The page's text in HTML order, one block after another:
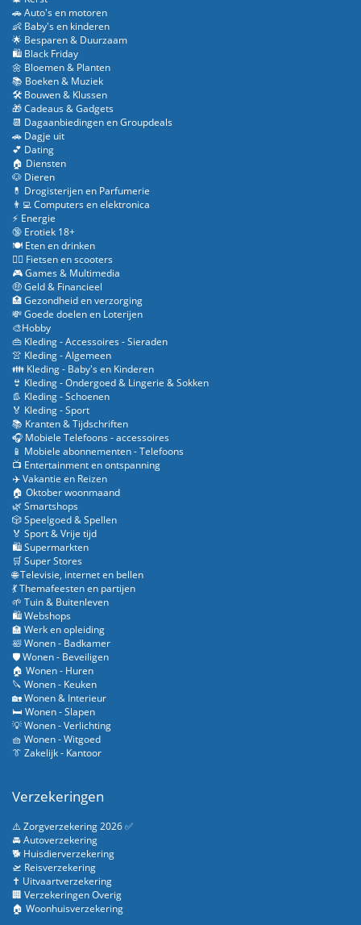
🚗 Auto's en motoren
👶 Baby's en kinderen
🌟 Besparen & Duurzaam
🛍️ Black Friday
🌼 Bloemen & Planten
📚 Boeken & Muziek
🛠️ Bouwen & Klussen
🎁 Cadeaus & Gadgets
📆 Dagaanbiedingen en Groupdeals
🚗 Dagje uit
💕 Dating
🏠 Diensten
🐶 Dieren
💊 Drogisterijen en Parfumerie
👨‍💻 Computers en elektronica
⚡ Energie
🔞 Erotiek 18+
🍽️ Eten en drinken
🚴‍♂️ Fietsen en scooters
🎮 Games & Multimedia
🤑 Geld & Financieel
🏥 Gezondheid en verzorging
💸 Goede doelen en Loterijen
🎨Hobby
👜 Kleding - Accessoires - Sieraden
👚 Kleding - Algemeen
👪 Kleding - Baby's en Kinderen
👙 Kleding - Ondergoed & Lingerie & Sokken
👢 Kleding - Schoenen
🏅 Kleding - Sport
📚 Kranten & Tijdschriften
🎧 Mobiele Telefoons - accessoires
📱 Mobiele abonnementen - Telefoons
📺 Entertainment en ontspanning
✈️ Vakantie en Reizen
🏠 Oktober woonmaand
🌿 Smartshops
🎲 Speelgoed & Spellen
🏅 Sport & Vrije tijd
🛍️ Supermarkten
🛒 Super Stores
🌐 Televisie, internet en bellen
💃 Themafeesten en partijen
🌱 Tuin & Buitenleven
🛍️ Webshops
🏫 Werk en opleiding
🛀 Wonen - Badkamer
🛡️ Wonen - Beveiligen
🏠 Wonen - Huren
🔪 Wonen - Keuken
🏡 Wonen & Interieur
🛏️ Wonen - Slapen
💡 Wonen - Verlichting
🧺 Wonen - Witgoed
👔 Zakelijk - Kantoor
Verzekeringen
⚠️ Zorgverzekering 2026 ✅
🚘 Autoverzekering
🐕 Huisdierverzekering
🛫 Reisverzekering
✝️ Uitvaartverzekering
🏢 Verzekeringen Overig
🏠 Woonhuisverzekering